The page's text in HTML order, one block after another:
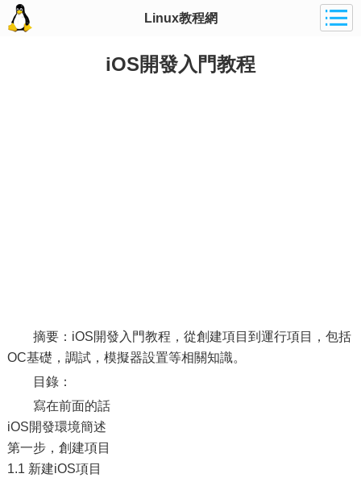
Linux教程網
iOS開發入門教程
摘要：iOS開發入門教程，從創建項目到運行項目，包括
OC基礎，調試，模擬器設置等相關知識。
目錄：
寫在前面的話
iOS開發環境簡述
第一步，創建項目
1.1 新建iOS項目